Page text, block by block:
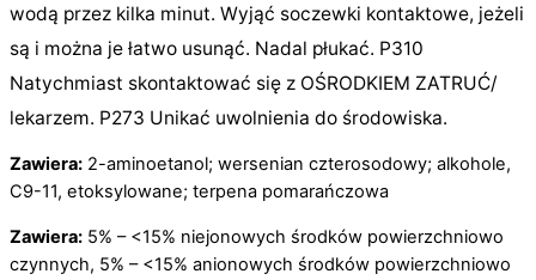
wodą przez kilka minut. Wyjąć soczewki kontaktowe, jeżeli
są i można je łatwo usunąć. Nadal płukać. P310
Natychmiast skontaktować się z OŚRODKIEM ZATRUĆ/
lekarzem. P273 Unikać uwolnienia do środowiska.
Zawiera: 2-aminoetanol; wersenian czterosodowy; alkohole,
C9-11, etoksylowane; terpena pomarańczowa
Zawiera: 5% – <15% niejonowych środków powierzchniowo
czynnych, 5% – <15% anionowych środków powierzchniowo